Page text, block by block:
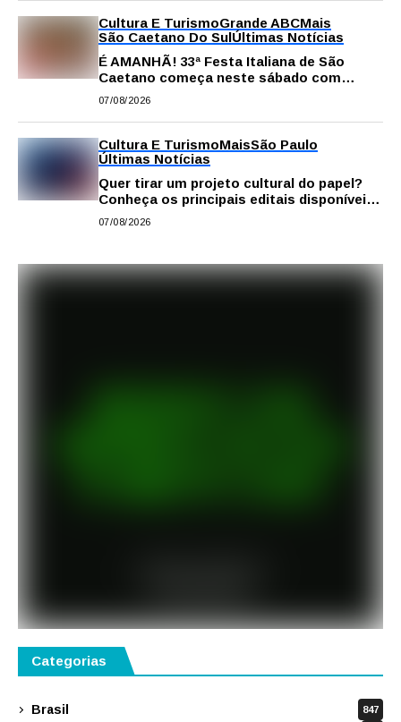
Cultura E TurismoGrande ABCMais
São Caetano Do SulÚltimas Notícias
É AMANHÃ! 33ª Festa Italiana de São
Caetano começa neste sábado com
gastronomia, música e solidariedade
07/08/2026
Cultura E TurismoMaisSão Paulo
Últimas Notícias
Quer tirar um projeto cultural do papel?
Conheça os principais editais disponíveis
em São Paulo
07/08/2026
Categorias
Brasil 847